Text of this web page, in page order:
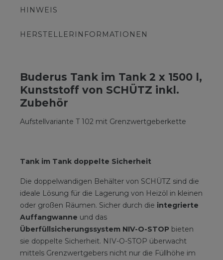
HINWEIS
HERSTELLERINFORMATIONEN
Buderus Tank im Tank 2 x 1500 l,
Kunststoff von SCHÜTZ inkl.
Zubehör
Aufstellvariante T 102 mit Grenzwertgeberkette
Tank im Tank doppelte Sicherheit
Die doppelwandigen Behälter von SCHÜTZ sind die
ideale Lösung für die Lagerung von Heizöl in kleinen
oder großen Räumen. Sicher durch die integrierte
Auffangwanne und das
Überfüllsicherungssystem NIV-O-STOP bieten
sie doppelte Sicherheit. NIV-O-STOP überwacht
mittels Grenzwertgebers nicht nur die Füllhöhe im